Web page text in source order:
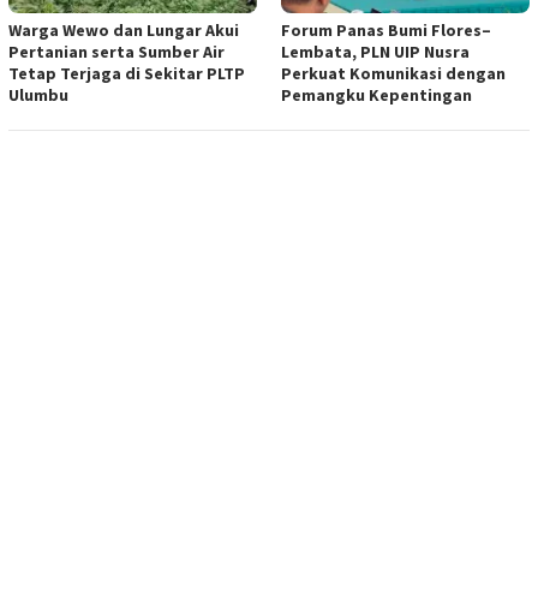
Warga Wewo dan Lungar Akui
Pertanian serta Sumber Air
Tetap Terjaga di Sekitar PLTP
Ulumbu
Forum Panas Bumi Flores–
Lembata, PLN UIP Nusra
Perkuat Komunikasi dengan
Pemangku Kepentingan